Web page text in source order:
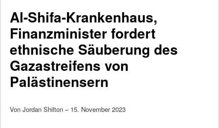
Al-Shifa-Krankenhaus,
Finanzminister fordert
ethnische Säuberung des
Gazastreifens von
Palästinensern
Von Jordan Shilton – 15. November 2023